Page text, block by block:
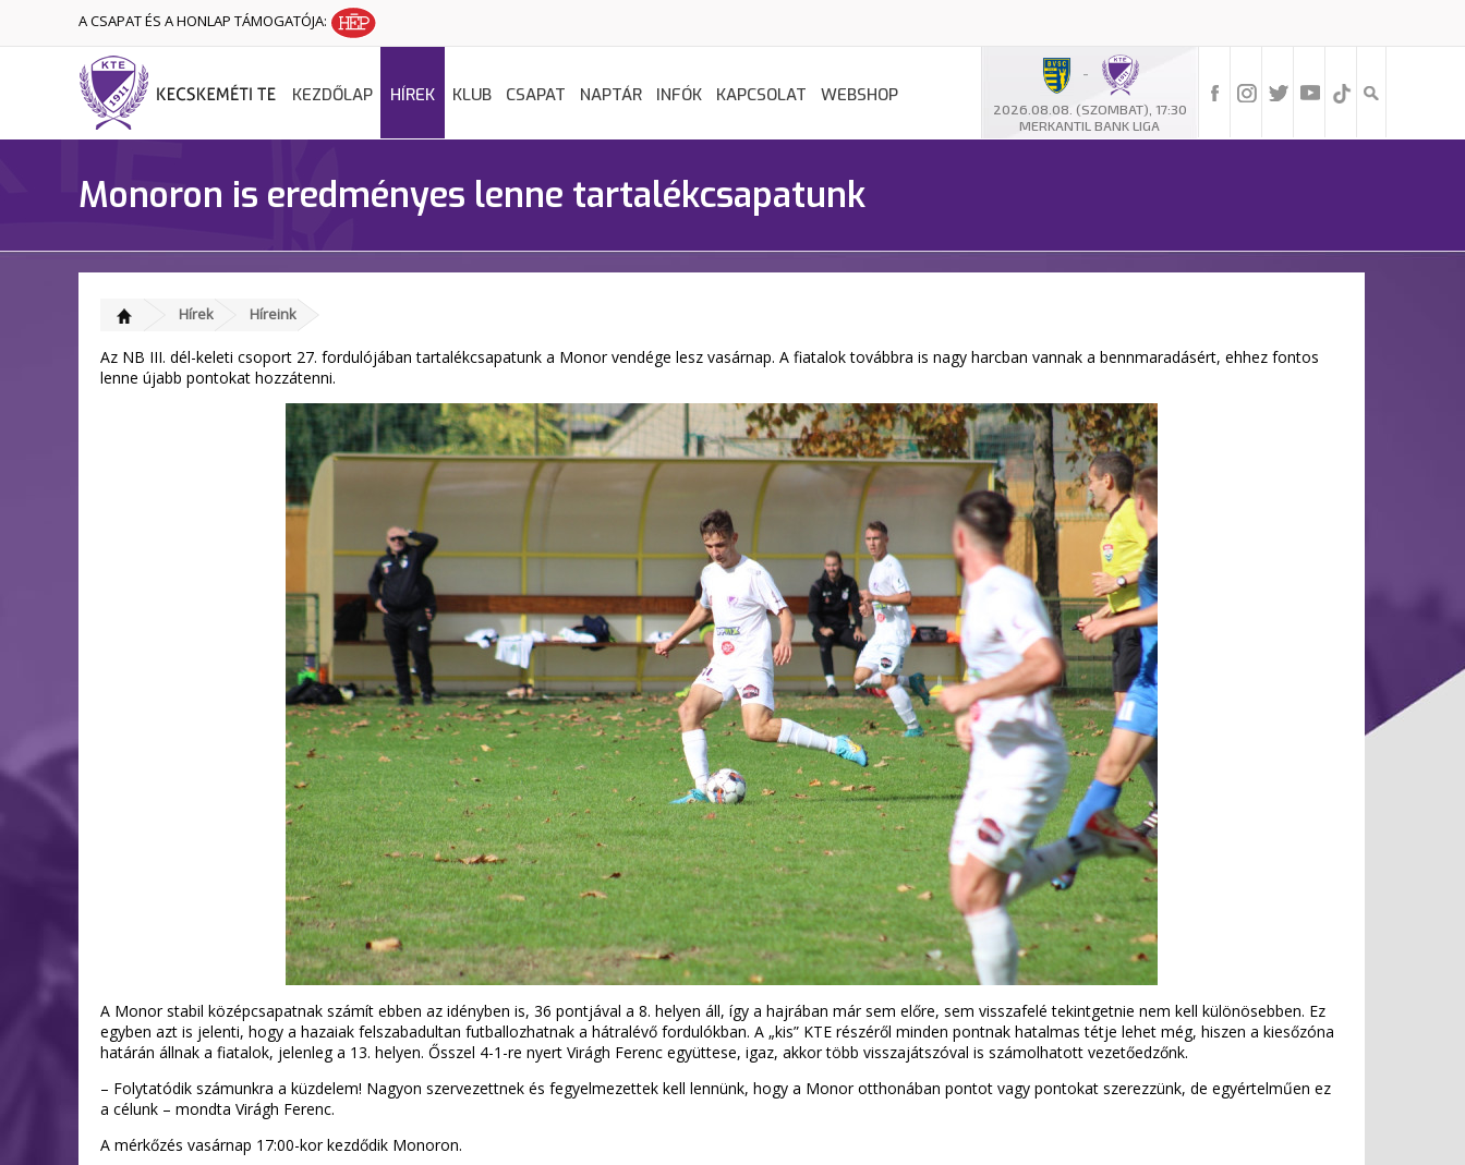
A CSAPAT ÉS A HONLAP TÁMOGATÓJA:
-
2026.08.08. (SZOMBAT), 17:30
MERKANTIL BANK LIGA
KEZDŐLAP HÍREK KLUB CSAPAT NAPTÁR INFÓK KAPCSOLAT WEBSHOP
Monoron is eredményes lenne tartalékcsapatunk
Hírek Híreink
Az NB III. dél-keleti csoport 27. fordulójában tartalékcsapatunk a Monor vendége lesz vasárnap. A fiatalok továbbra is nagy harcban vannak a bennmaradásért, ehhez fontos
lenne újabb pontokat hozzátenni.
A Monor stabil középcsapatnak számít ebben az idényben is, 36 pontjával a 8. helyen áll, így a hajrában már sem előre, sem visszafelé tekintgetnie nem kell különösebben. Ez
egyben azt is jelenti, hogy a hazaiak felszabadultan futballozhatnak a hátralévő fordulókban. A „kis” KTE részéről minden pontnak hatalmas tétje lehet még, hiszen a kiesőzóna
határán állnak a fiatalok, jelenleg a 13. helyen. Ősszel 4-1-re nyert Virágh Ferenc együttese, igaz, akkor több visszajátszóval is számolhatott vezetőedzőnk.
– Folytatódik számunkra a küzdelem! Nagyon szervezettnek és fegyelmezettek kell lennünk, hogy a Monor otthonában pontot vagy pontokat szerezzünk, de egyértelműen ez
a célunk – mondta Virágh Ferenc.
A mérkőzés vasárnap 17:00-kor kezdődik Monoron.